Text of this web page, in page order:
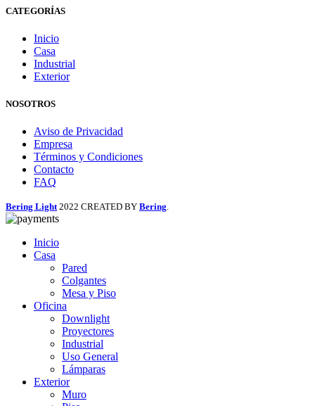
CATEGORÍAS
Inicio
Casa
Industrial
Exterior
NOSOTROS
Aviso de Privacidad
Empresa
Términos y Condiciones
Contacto
FAQ
Bering Light 2022 CREATED BY Bering.
Inicio
Casa
Pared
Colgantes
Mesa y Piso
Oficina
Downlight
Proyectores
Industrial
Uso General
Lámparas
Exterior
Muro